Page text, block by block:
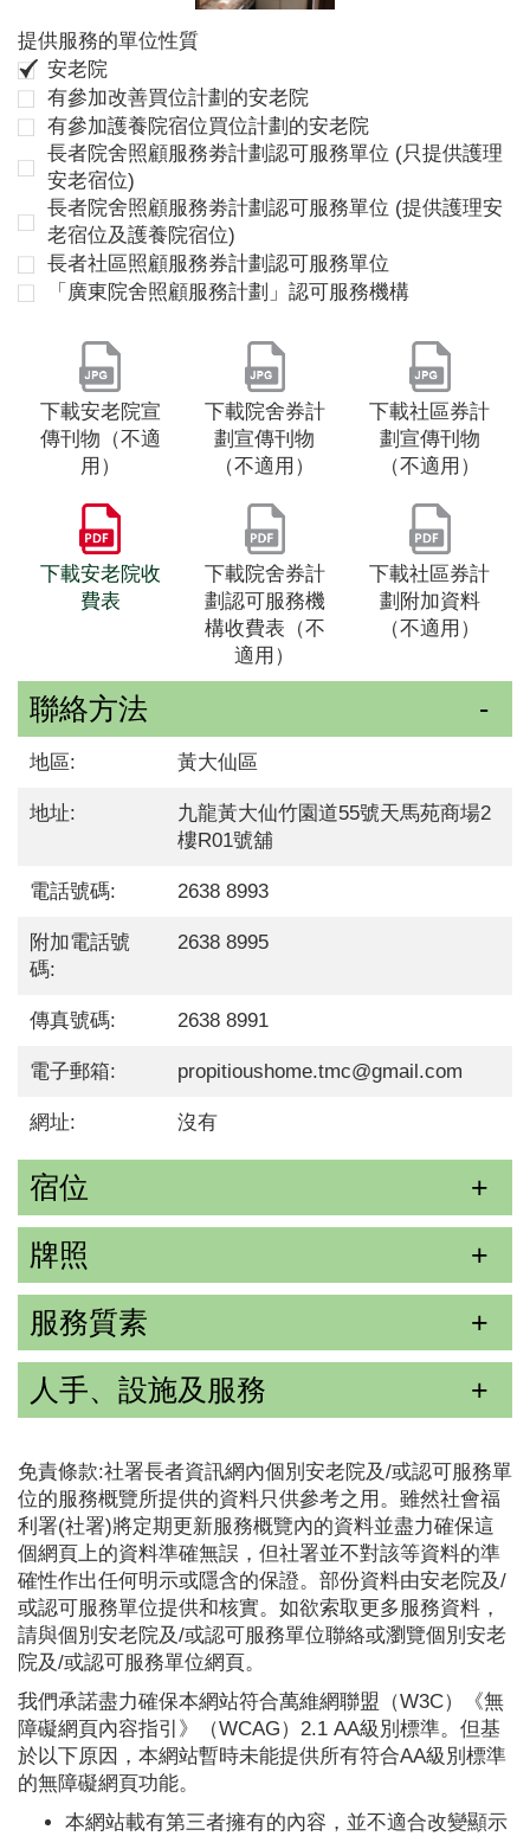
提供服務的單位性質
安老院
有參加改善買位計劃的安老院
有參加護養院宿位買位計劃的安老院
長者院舍照顧服務劵計劃認可服務單位 (只提供護理
安老宿位)
長者院舍照顧服務劵計劃認可服務單位 (提供護理安
老宿位及護養院宿位)
長者社區照顧服務券計劃認可服務單位
「廣東院舍照顧服務計劃」認可服務機構
下載安老院宣
傳刊物（不適
用）
下載院舍券計
劃宣傳刊物
（不適用）
下載社區券計
劃宣傳刊物
（不適用）
下載安老院收
費表
下載院舍券計
劃認可服務機
構收費表（不
適用）
下載社區券計
劃附加資料
（不適用）
聯絡方法
地區: 黃大仙區
地址:
九龍黃大仙竹園道55號天馬苑商場2
樓R01號舖
電話號碼: 2638 8993
附加電話號
碼:
2638 8995
傳真號碼: 2638 8991
電子郵箱: propitioushome.tmc@gmail.com
網址: 沒有
宿位
牌照
服務質素
人手、設施及服務
免責條款:社署長者資訊網內個別安老院及/或認可服務單
位的服務概覽所提供的資料只供參考之用。雖然社會福
利署(社署)將定期更新服務概覽內的資料並盡力確保這
個網頁上的資料準確無誤，但社署並不對該等資料的準
確性作出任何明示或隱含的保證。部份資料由安老院及/
或認可服務單位提供和核實。如欲索取更多服務資料，
請與個別安老院及/或認可服務單位聯絡或瀏覽個別安老
院及/或認可服務單位網頁。
我們承諾盡力確保本網站符合萬維網聯盟（W3C）《無
障礙網頁內容指引》（WCAG）2.1 AA級別標準。但基
於以下原因，本網站暫時未能提供所有符合AA級別標準
的無障礙網頁功能。
本網站載有第三者擁有的內容，並不適合改變顯示